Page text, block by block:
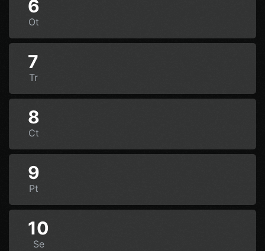
6
Ot
7
Tr
8
Ct
9
Pt
10
Se